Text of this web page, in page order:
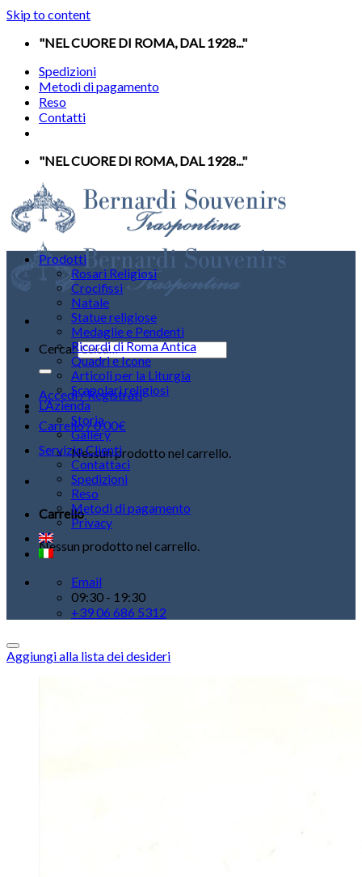
Skip to content
"NEL CUORE DI ROMA, DAL 1928..."
Spedizioni
Metodi di pagamento
Reso
Contatti
"NEL CUORE DI ROMA, DAL 1928..."
Cerca:
Accedi / Registrati
Carrello /0,00€
Nessun prodotto nel carrello.
Carrello
Nessun prodotto nel carrello.
Prodotti
Rosari Religiosi
Crocifissi
Natale
Statue religiose
Medaglie e Pendenti
Ricordi di Roma Antica
Quadri e Icone
Articoli per la Liturgia
Scapolari religiosi
L’Azienda
Storia
Gallery
Servizio Clienti
Contattaci
Spedizioni
Reso
Metodi di pagamento
Privacy
Email
09:30 - 19:30
+39 06 686 5312
Aggiungi alla lista dei desideri